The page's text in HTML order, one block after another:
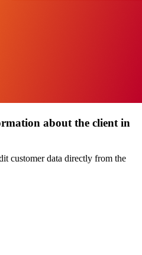
about the client in
customer data directly from the